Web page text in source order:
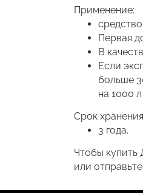
Применение:
Первая
В
Если
больше
на 1000
Срок
3 года.
Чтобы купить
или